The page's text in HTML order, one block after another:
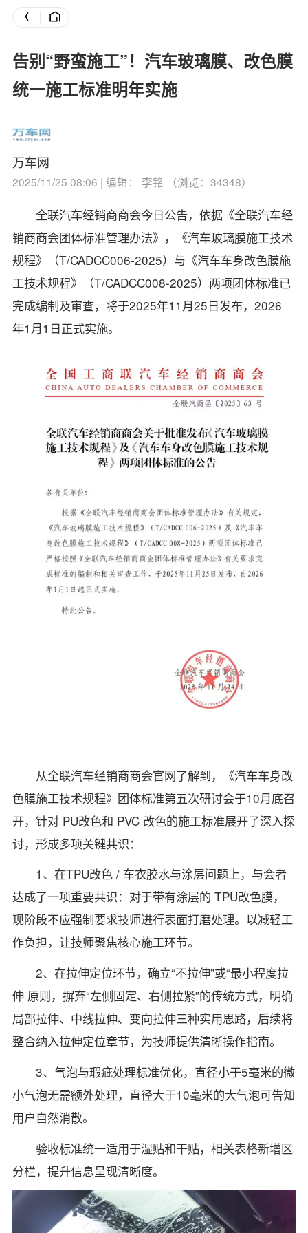
告别“野蛮施工”！汽车玻璃膜、改色膜
统一施工标准明年实施
万车网
2025/11/25 08:06 | 编辑： 李铭 （浏览：34348）
全联汽车经销商商会今日公告，依据《全联汽车经
销商商会团体标准管理办法》，《汽车玻璃膜施工技术
规程》（T/CADCC006-2025）与《汽车车身改色膜施
工技术规程》（T/CADCC008-2025）两项团体标准已
完成编制及审查，将于2025年11月25日发布，2026
年1月1日正式实施。
从全联汽车经销商商会官网了解到，《汽车车身改
色膜施工技术规程》团体标准第五次研讨会于10月底召
开，针对 PU改色和 PVC 改色的施工标准展开了深入探
讨，形成多项关键共识：
1、在TPU改色 / 车衣胶水与涂层问题上，与会者
达成了一项重要共识：对于带有涂层的 TPU改色膜，
现阶段不应强制要求技师进行表面打磨处理。以减轻工
作负担，让技师聚焦核心施工环节。
2、在拉伸定位环节，确立“不拉伸”或“最小程度拉
伸 原则，摒弃“左侧固定、右侧拉紧”的传统方式，明确
局部拉伸、中线拉伸、变向拉伸三种实用思路，后续将
整合纳入拉伸定位章节，为技师提供清晰操作指南。
3、气泡与瑕疵处理标准优化，直径小于5毫米的微
小气泡无需额外处理，直径大于10毫米的大气泡可告知
用户自然消散。
验收标准统一适用于湿贴和干贴，相关表格新增区
分栏，提升信息呈现清晰度。